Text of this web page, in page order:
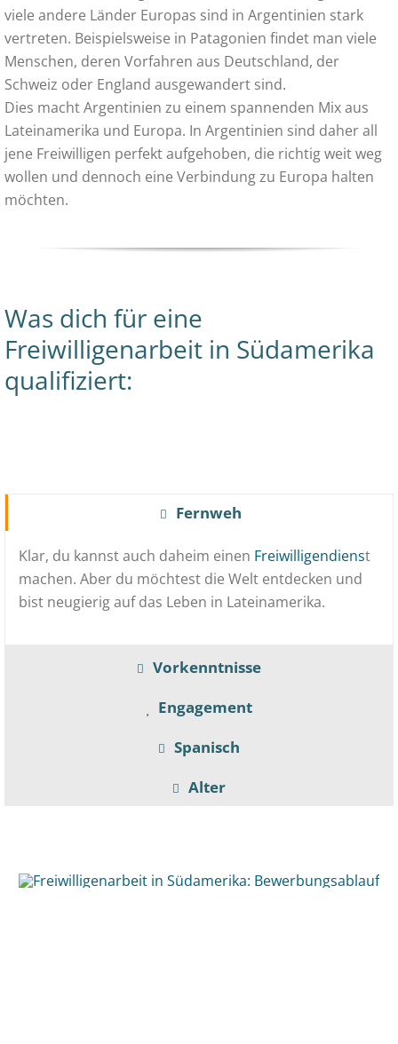
viele andere Länder Europas sind in Argentinien stark
vertreten. Beispielsweise in Patagonien findet man viele
Menschen, deren Vorfahren aus Deutschland, der
Schweiz oder England ausgewandert sind.
Dies macht Argentinien zu einem spannenden Mix aus
Lateinamerika und Europa. In Argentinien sind daher all
jene Freiwilligen perfekt aufgehoben, die richtig weit weg
wollen und dennoch eine Verbindung zu Europa halten
möchten.
Was dich für eine
Freiwilligenarbeit in Südamerika
qualifiziert:
Fernweh
Klar, du kannst auch daheim einen Freiwilligendienst
machen. Aber du möchtest die Welt entdecken und
bist neugierig auf das Leben in Lateinamerika.
Vorkenntnisse
Engagement
Spanisch
Alter